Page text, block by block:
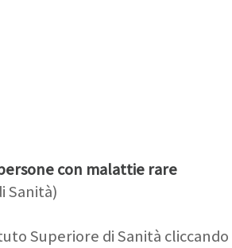
con malattie rare
Sanità)
Superiore di Sanità cliccando